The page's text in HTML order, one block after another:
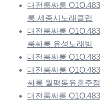
대전룸싸롱
롱 세종시노래클럽
대전룸싸롱
룸싸롱 유성노래방
대전룸싸롱
대전룸싸롱
싸롱 월평동유흥주점
대전룸싸롱